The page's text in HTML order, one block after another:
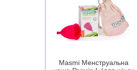
Masmi Менструальна